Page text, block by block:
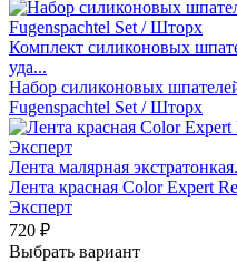
Комплект силиконовых
уда...
Набор силиконовых
Fugenspachtel Set / Шторх
Лента малярная
Лента красная Color Expert
Эксперт
720 ₽
Выбрать вариант